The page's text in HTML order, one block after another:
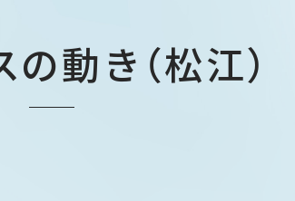
動き（松江）